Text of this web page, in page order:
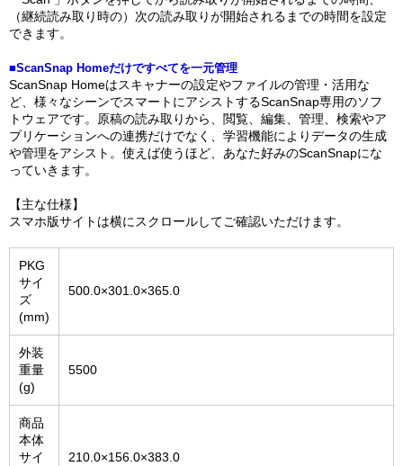
（継続読み取り時の）次の読み取りが開始されるまでの時間を設定
できます。
■ScanSnap Homeだけですべてを一元管理
ScanSnap Homeはスキャナーの設定やファイルの管理・活用な
ど、様々なシーンでスマートにアシストするScanSnap専用のソフ
トウェアです。原稿の読み取りから、閲覧、編集、管理、検索やア
プリケーションへの連携だけでなく、学習機能によりデータの生成
や管理をアシスト。使えば使うほど、あなた好みのScanSnapにな
っていきます。
【主な仕様】
スマホ版サイトは横にスクロールしてご確認いただけます。
PKG
サイ
ズ
(mm)
500.0×301.0×365.0
外装
重量
(g)
5500
商品
本体
サイ
210.0×156.0×383.0